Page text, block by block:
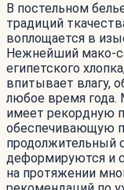
В постельном
традиций
воплощается в
Нежнейший мако-
египетского
впитывает влагу,
любое время года.
имеет рекордную
обеспечивающую
продолжительный
деформируются и
на протяжении